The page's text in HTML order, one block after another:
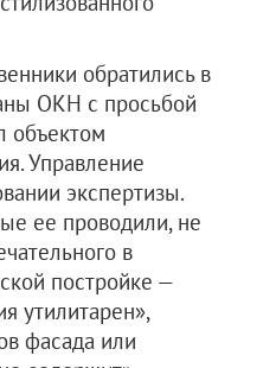
обратились в
ОКН с просьбой
объектом
Управление
экспертизы.
ее проводили, не
в
постройке —
утилитарен»,
фасада или